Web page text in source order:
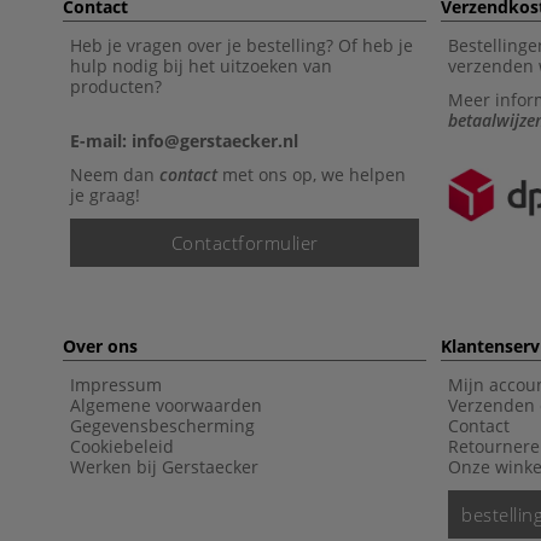
Contact
Heb je vragen over je bestelling? Of heb je
hulp nodig bij het uitzoeken van
producten?
E-mail: info@gerstaecker.nl
Neem dan contactmet ons op, we helpen
je graag!
Contactformulier
verzenden
Meer
Over ons
Impressum
Algemene voorwaarden
Gegevensbescherming
Cookiebeleid
Werken bij Gerstaecker
Mijn
Contact
Onze